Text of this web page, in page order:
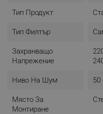
Тип Продукт
Тип Филтър
Захранващо
Напрежение
Ниво На Шум 50
Място За
Монтиране